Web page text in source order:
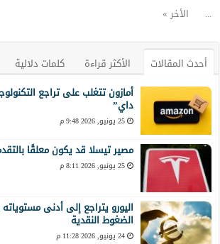
... الأخر »
أحدث المقالات الأكثر قراءة
كلمات دلالية
أمازون تتغلب على تراجع
داي”
25 يونيو, 2026 9:48 م
مصير تيسلا قد يكون معلقًا
25 يونيو, 2026 8:11 م
اليورو يتراجع إلى أدنى
الضغوط النقدية
24 يونيو, 2026 11:28 م